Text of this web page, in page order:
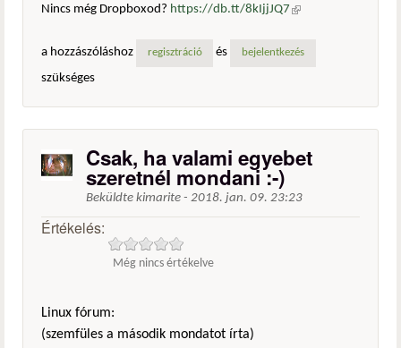
Nincs még Dropboxod? https://db.tt/8kIjjJQ7 (külső
a hozzászóláshoz
regisztráció és bejelentkezés
szükséges
Csak, ha valami egyebet
szeretnél mondani :-)
Beküldte kimarite - 2018. jan. 09. 23:23
Értékelés:
Még nincs értékelve
Linux fórum:
(szemfüles a második mondatot írta)